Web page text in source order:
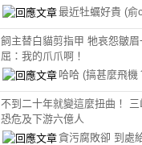
最近牡蠣好貴 (俞
飼主替白貓剪指甲 牠哀怨皺眉
屈：我的爪爪啊！
哈哈 (搞甚麼飛機
不到二十年就變這麼扭曲！ 三
恐危及下游六億人
貪污腐敗卻 到處